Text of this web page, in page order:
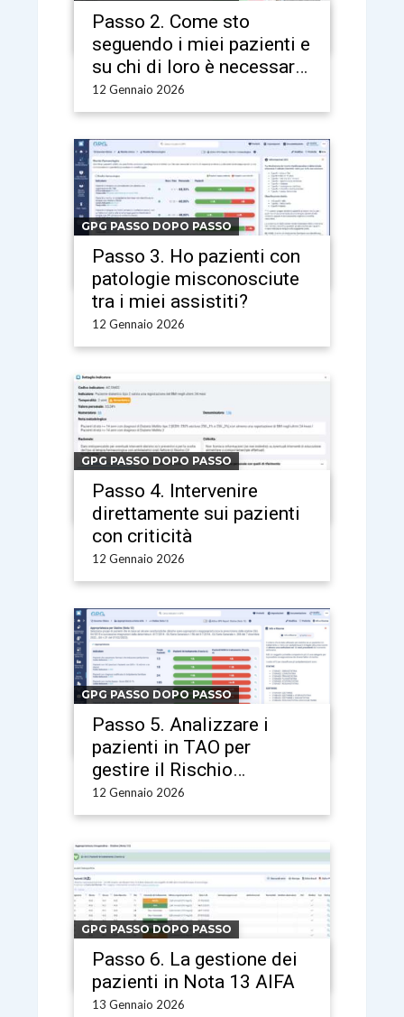
Passo 2. Come sto
seguendo i miei pazienti e
su chi di loro è necessario
intervenire?
12 Gennaio 2026
GPG PASSO DOPO PASSO
Passo 3. Ho pazienti con
patologie misconosciute
tra i miei assistiti?
12 Gennaio 2026
GPG PASSO DOPO PASSO
Passo 4. Intervenire
direttamente sui pazienti
con criticità
12 Gennaio 2026
GPG PASSO DOPO PASSO
Passo 5. Analizzare i
pazienti in TAO per
gestire il Rischio
Farmacologico
12 Gennaio 2026
GPG PASSO DOPO PASSO
Passo 6. La gestione dei
pazienti in Nota 13 AIFA
13 Gennaio 2026